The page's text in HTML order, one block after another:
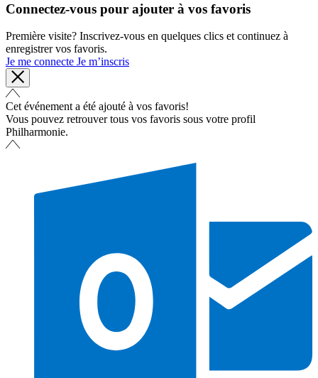
Connectez-vous pour ajouter à vos favoris
Première visite? Inscrivez-vous en quelques clics et continuez à
enregistrer vos favoris.
Je me connecte Je m’inscris
Cet événement a été ajouté à vos favoris!
Vous pouvez retrouver tous vos favoris sous votre profil
Philharmonie.